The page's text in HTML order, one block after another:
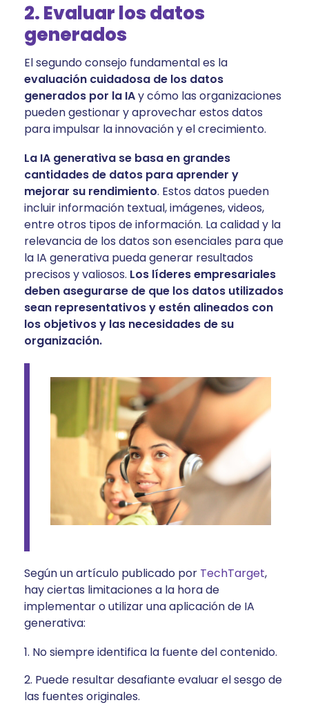
2. Evaluar los datos
generados
El segundo consejo fundamental es la
evaluación cuidadosa de los datos
generados por la IAy cómo las organizaciones
pueden gestionar y aprovechar estos datos
para impulsar la innovación y el crecimiento.
La IA generativa se basa en grandes
cantidades de datos para aprender y
mejorar su rendimiento. Estos datos pueden
incluir información textual, imágenes, videos,
entre otros tipos de información. La calidad y la
relevancia de los datos son esenciales para que
la IA generativa pueda generar resultados
precisos y valiosos. Los líderes empresariales
deben asegurarse de que los datos utilizados
sean representativos y estén alineados con
los objetivos y las necesidades de su
organización.
Según un artículo publicado por TechTarget,
hay ciertas limitaciones a la hora de
implementar o utilizar una aplicación de IA
generativa:
No siempre identifica la fuente del contenido.
Puede resultar desafiante evaluar el sesgo de
las fuentes originales.